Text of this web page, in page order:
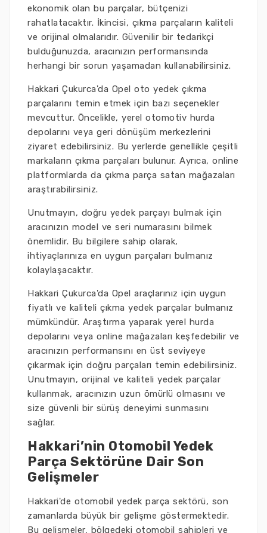
ekonomik olan bu parçalar, bütçenizi
rahatlatacaktır. İkincisi, çıkma parçaların kaliteli
ve orijinal olmalarıdır. Güvenilir bir tedarikçi
bulduğunuzda, aracınızın performansında
herhangi bir sorun yaşamadan kullanabilirsiniz.
Hakkari Çukurca'da Opel oto yedek çıkma
parçalarını temin etmek için bazı seçenekler
mevcuttur. Öncelikle, yerel otomotiv hurda
depolarını veya geri dönüşüm merkezlerini
ziyaret edebilirsiniz. Bu yerlerde genellikle çeşitli
markaların çıkma parçaları bulunur. Ayrıca, online
platformlarda da çıkma parça satan mağazaları
araştırabilirsiniz.
Unutmayın, doğru yedek parçayı bulmak için
aracınızın model ve seri numarasını bilmek
önemlidir. Bu bilgilere sahip olarak,
ihtiyaçlarınıza en uygun parçaları bulmanız
kolaylaşacaktır.
Hakkari Çukurca'da Opel araçlarınız için uygun
fiyatlı ve kaliteli çıkma yedek parçalar bulmanız
mümkündür. Araştırma yaparak yerel hurda
depolarını veya online mağazaları keşfedebilir ve
aracınızın performansını en üst seviyeye
çıkarmak için doğru parçaları temin edebilirsiniz.
Unutmayın, orijinal ve kaliteli yedek parçalar
kullanmak, aracınızın uzun ömürlü olmasını ve
size güvenli bir sürüş deneyimi sunmasını
sağlar.
Hakkari’nin Otomobil Yedek
Parça Sektörüne Dair Son
Gelişmeler
Hakkari'de otomobil yedek parça sektörü, son
zamanlarda büyük bir gelişme göstermektedir.
Bu gelişmeler, bölgedeki otomobil sahipleri ve